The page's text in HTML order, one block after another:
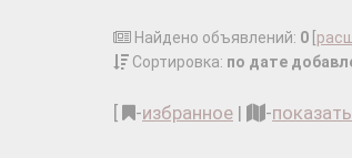
Найдено объявлений: 0
Сортировка: по дате
-избранное | -